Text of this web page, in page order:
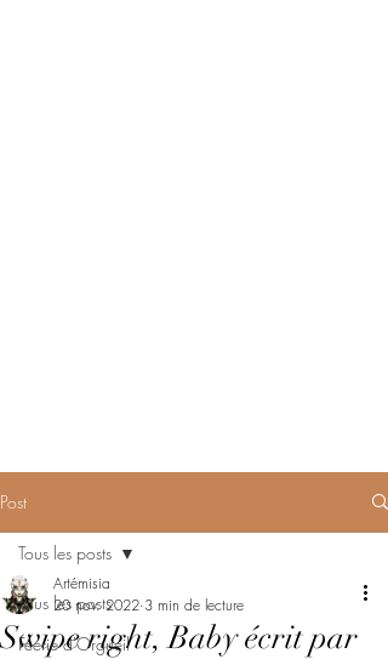
Post
Tous les posts
Féerie d'Orgueil
Tous les posts
Swipe right, Baby écrit par
Artémisia
20 nov. 2022 3 min de lecture